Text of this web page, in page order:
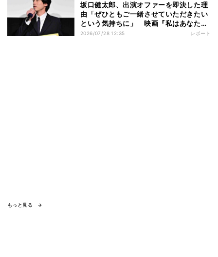
坂口健太郎、出演オファーを即決した理
由「ぜひともご一緒させていただきたい
という気持ちに」 映画『私はあなたを
知らない、』完成披露舞台挨拶
2026/07/28 12:35 レポート
もっと見る